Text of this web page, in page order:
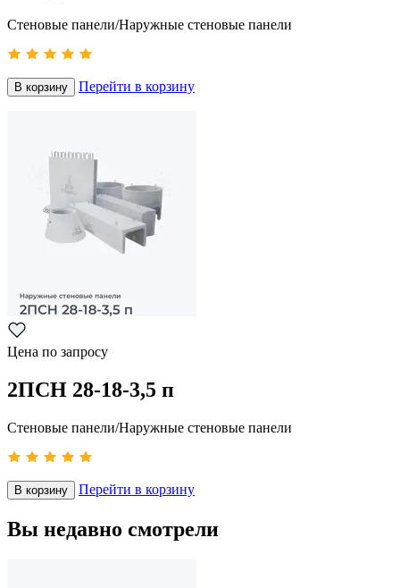
Стеновые панели/Наружные стеновые панели
В корзину Перейти в корзину
Цена по запросу
2ПСН 28-18-3,5 п
Стеновые панели/Наружные стеновые панели
В корзину Перейти в корзину
Вы недавно смотрели